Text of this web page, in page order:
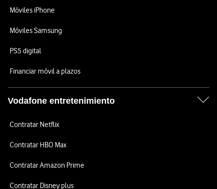
Móviles iPhone
Móviles Samsung
PS5 digital
Financiar móvil a plazos
Vodafone entretenimiento
Contratar Netflix
Contratar HBO Max
Contratar Amazon Prime
Contratar Disney plus